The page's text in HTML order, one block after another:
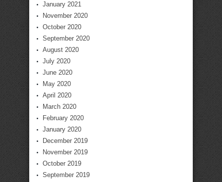
January 2021
November 2020
October 2020
September 2020
August 2020
July 2020
June 2020
May 2020
April 2020
March 2020
February 2020
January 2020
December 2019
November 2019
October 2019
September 2019